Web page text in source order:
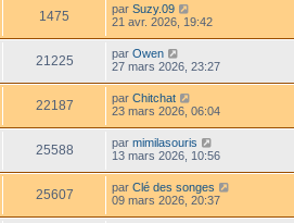
1475 par Suzy.09
21 avr. 2026, 19:42
21225 par Owen
27 mars 2026, 23:27
22187 par Chitchat
23 mars 2026, 06:04
25588 par mimilasouris
13 mars 2026, 10:56
25607 par Clé des songes
09 mars 2026, 20:37